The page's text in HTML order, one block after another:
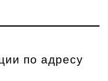
по адресу